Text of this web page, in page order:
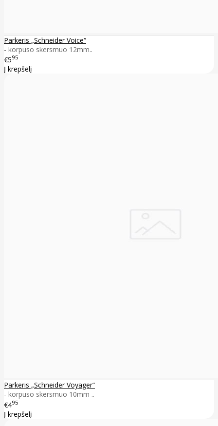
Parkeris „Schneider Voice“
- korpuso skersmuo 12mm..
€595
Į krepšelį
Parkeris „Schneider Voyager“
- korpuso skersmuo 10mm ..
€495
Į krepšelį